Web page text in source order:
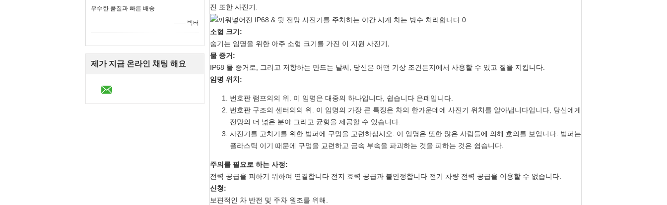
우수한 품질과 빠른 배송
—— 빅터
제가 지금 온라인 채팅 해요
진 또한 사진기.
소형 크기:
숨기는 임명을 위한 아주 소형 크기를 가진 이 지원 사진기,
물 증거:
IP68 물 증거로, 그리고 저항하는 만드는 날씨, 당신은 어떤 기상 조건든지에서 사용할 수 있고 질을 지킵니다.
임명 위치:
번호판 램프의의 위. 이 임명은 대중의 하나입니다, 쉽습니다 은폐입니다.
번호판 구조의 센터의의 위. 이 임명의 가장 큰 특징은 차의 한가운데에 사진기 위치를 알아냅니다입니다, 당신에게
전망의 더 넓은 분야 그리고 균형을 제공할 수 있습니다.
사진기를 고치기를 위한 범퍼에 구멍을 교련하십시오. 이 임명은 또한 많은 사람들에 의해 호의를 보입니다. 범퍼는
플라스틱 이기 때문에 구멍을 교련하고 금속 부속을 파괴하는 것을 피하는 것은 쉽습니다.
주의를 필요로 하는 사정:
전력 공급을 피하기 위하여 연결합니다 전지 효력 공급과 불안정합니다 전기 차량 전력 공급을 이용할 수 없습니다.
신청:
보편적인 차 반전 및 주차 원조를 위해.